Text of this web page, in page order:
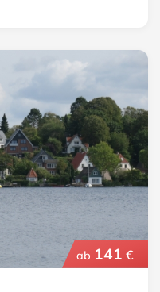
ab 141 €